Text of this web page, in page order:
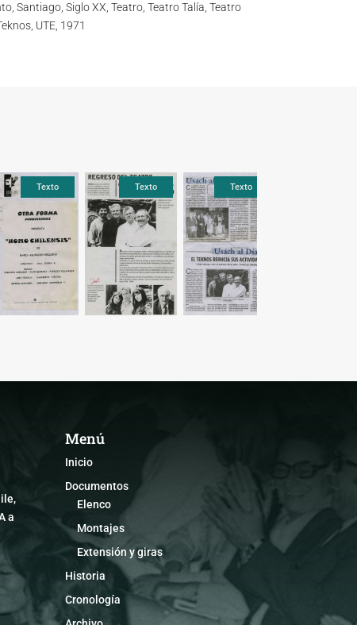
Santiago, Siglo XX, Teatro, Teatro Talía, Teatro
UTE, 1971
Texto Texto Texto
a
Menú
Inicio
Documentos
Elenco
Montajes
Extensión y giras
Historia
Cronología